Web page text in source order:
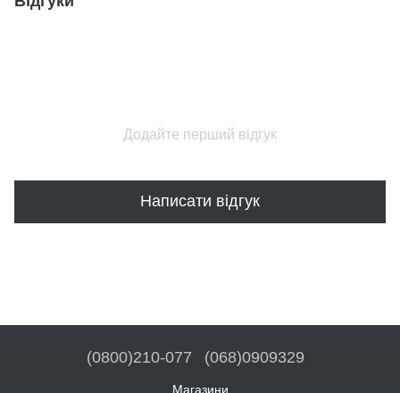
Додайте перший відгук
Написати відгук
(0800)210-077 (068)0909329
Магазини